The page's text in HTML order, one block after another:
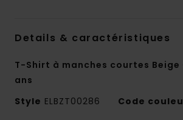
Details & caractéristiques
T-Shirt à manches courtes Beige
ans
Style ELBZT00286 Code